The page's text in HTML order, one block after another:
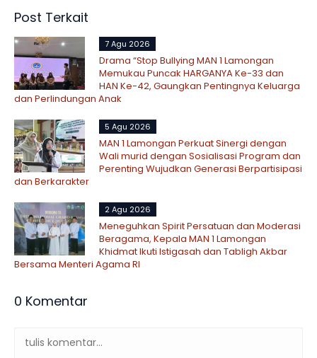
Post Terkait
7 Agu 2026
Drama “Stop Bullying MAN 1 Lamongan
Memukau Puncak HARGANYA Ke-33 dan
HAN Ke-42, Gaungkan Pentingnya Keluarga
dan Perlindungan Anak
5 Agu 2026
MAN 1 Lamongan Perkuat Sinergi dengan
Wali murid dengan Sosialisasi Program dan
Perenting Wujudkan Generasi Berpartisipasi
dan Berkarakter
2 Agu 2026
Meneguhkan Spirit Persatuan dan Moderasi
Beragama, Kepala MAN 1 Lamongan
Khidmat Ikuti Istigasah dan Tabligh Akbar
Bersama Menteri Agama RI
0 Komentar